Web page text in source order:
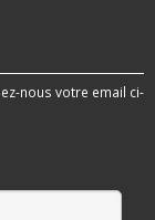
nous votre email ci-